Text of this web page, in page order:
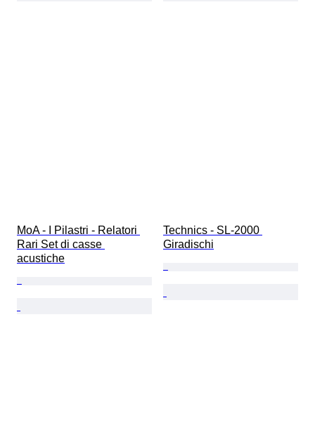
MoA - I Pilastri - Relatori
Rari Set di casse
acustiche
Technics - SL-2000
Giradischi